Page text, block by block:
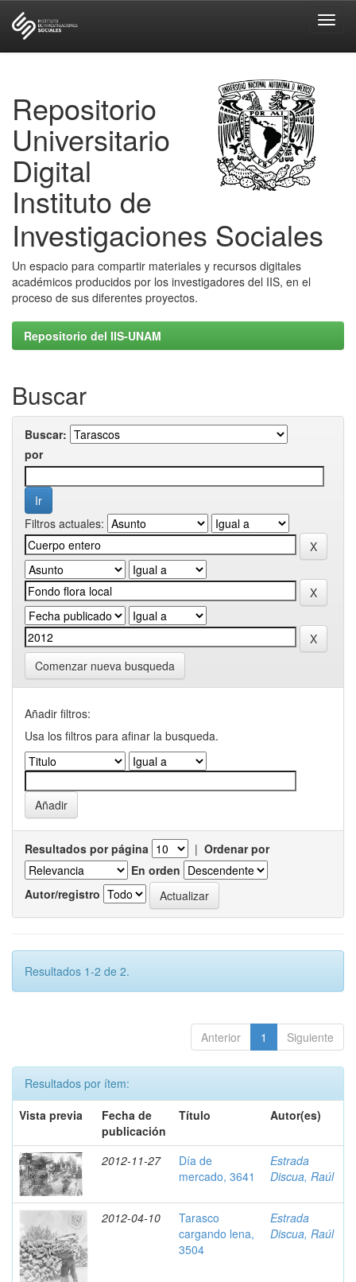
Repositorio
Universitario
Digital
Instituto de
Investigaciones Sociales
Un espacio para compartir materiales y recursos digitales
académicos producidos por los investigadores del IIS, en el
proceso de sus diferentes proyectos.
Repositorio del IIS-UNAM
Buscar
Buscar:
por
Filtros actuales:
Comenzar nueva busqueda
Añadir filtros:
Usa los filtros para afinar la busqueda.
Resultados por página | Ordenar por
En orden
Autor/registro
Resultados 1-2 de 2.
Anterior 1 Siguiente
Resultados por ítem:
Vista previa
Fecha de
publicación
Título Autor(es)
2012-11-27
Día de
mercado, 3641
Estrada
Discua, Raúl
2012-04-10
Tarasco
cargando lena,
3504
Estrada
Discua, Raúl